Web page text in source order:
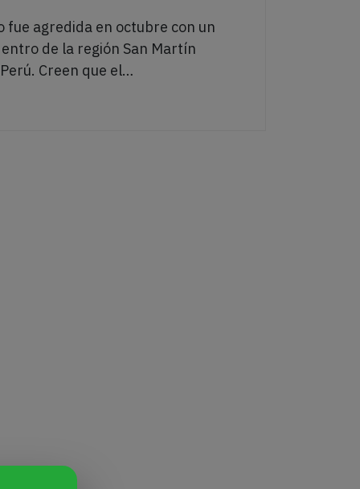
fue agredida en octubre con un
de la región San Martín
Creen que el…